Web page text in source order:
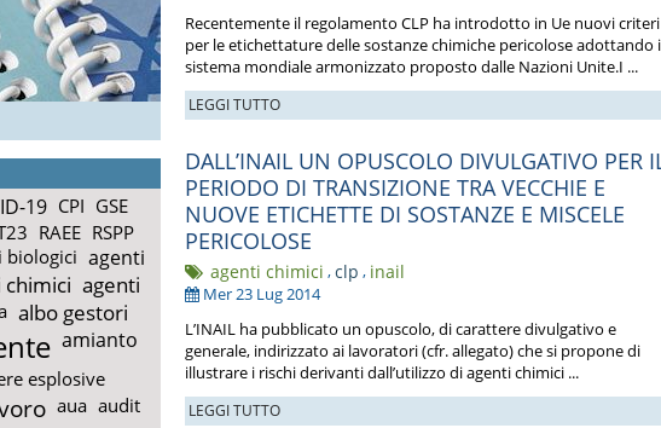
19 CPI GSE
RAEE RSPP
biologici agenti
chimici agenti
albo gestori
amianto
esplosive
aua audit
Recentemente il regolamento CLP ha introdotto in Ue nuovi criteri
per le etichettature delle sostanze chimiche pericolose adottando
sistema mondiale armonizzato proposto dalle Nazioni Unite.I ...
LEGGI TUTTO
DALL’INAIL UN OPUSCOLO DIVULGATIVO PER
PERIODO DI TRANSIZIONE TRA VECCHIE E
NUOVE ETICHETTE DI SOSTANZE E MISCELE
PERICOLOSE
agenti chimici ,clp , inail
Mer 23 Lug 2014
L’INAIL ha pubblicato un opuscolo, di carattere divulgativo e
generale, indirizzato ai lavoratori (cfr. allegato) che si propone di
illustrare i rischi derivanti dall’utilizzo di agenti chimici ...
LEGGI TUTTO